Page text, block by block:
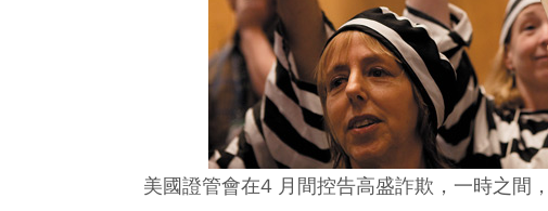
美國證管會在4 月間控告高盛詐欺，一時之間